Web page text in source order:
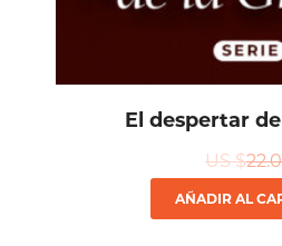
El despertar
US $
AÑADIR AL